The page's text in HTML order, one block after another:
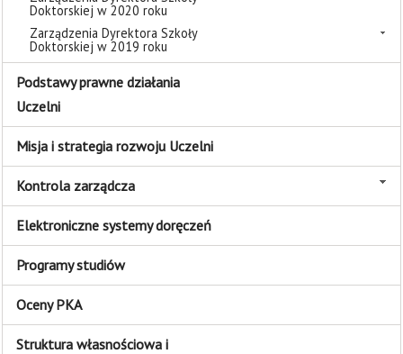
Doktorskiej w 2020 roku
Zarządzenia Dyrektora Szkoły
Doktorskiej w 2019 roku
Podstawy prawne działania
Uczelni
Misja i strategia rozwoju Uczelni
Kontrola zarządcza
Elektroniczne systemy doręczeń
Programy studiów
Oceny PKA
Struktura własnościowa i